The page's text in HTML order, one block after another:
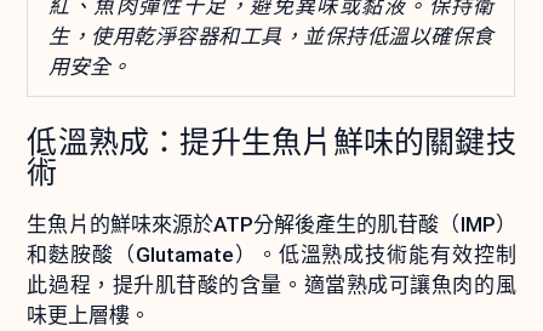
紅、魚肉彈性十足，避免異味或黏液。保持衛
生，使用乾淨容器和工具，並保持低溫以確保食
用安全。
低溫熟成：提升生魚片鮮味的關鍵技
術
生魚片的鮮味來源於ATP分解後產生的肌苷酸（IMP）
和麩胺酸（Glutamate）。低溫熟成技術能有效控制
此過程，提升肌苷酸的含量。適當熟成可讓魚肉的風
味更上層樓。